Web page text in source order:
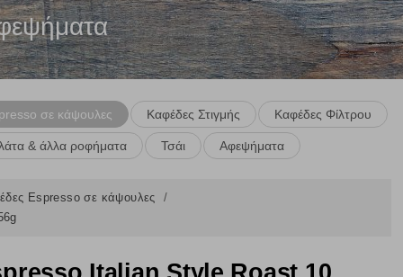
σε κάψουλες Καφέδες Στιγμής Καφέδες Φίλτρου
& άλλα ροφήματα Τσάι Αφεψήματα
Espresso σε κάψουλες